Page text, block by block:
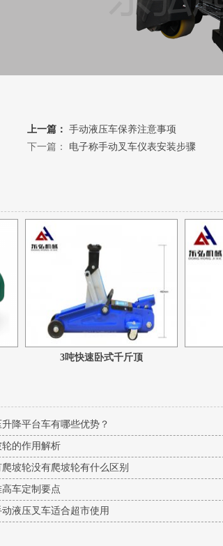
上一篇：
手动液压车保养注意事项
下一篇： 电子称手动叉车仪表安装步骤
3吨快速卧式千斤顶 32吨
降平台车有哪些优势？
的作用解析
坡轮没有爬坡轮有什么区别
车定制要点
液压叉车适合超市使用